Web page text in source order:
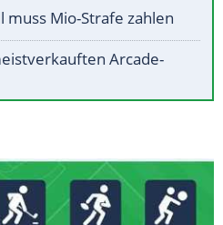
muss Mio-Strafe zahlen
Arcade-